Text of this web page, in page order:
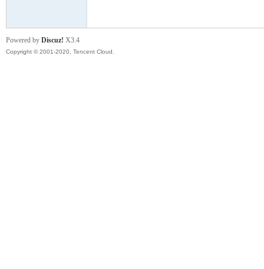
Powered by Discuz! X3.4
Copyright © 2001-2020, Tencent Cloud.